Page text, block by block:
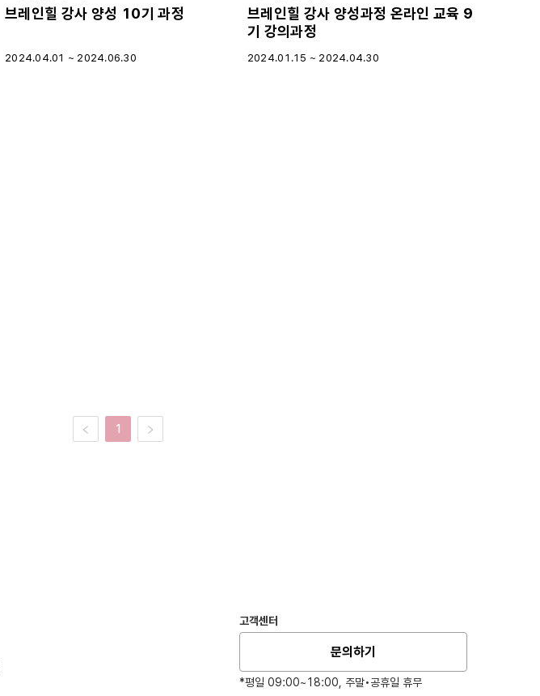
브레인힐 강사 양성 10기 과정
2024.04.01 ~ 2024.06.30
브레인힐 강사 양성과정 온라인 교육 9
기 강의과정
2024.01.15 ~ 2024.04.30
1
고객센터
문의하기
*평일 09:00~18:00, 주말•공휴일 휴무